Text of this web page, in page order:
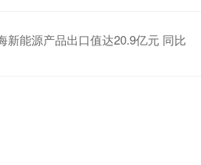
新能源产品出口值达20.9亿元 同比